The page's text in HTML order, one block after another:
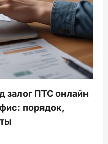
ПТС онлайн
порядок,